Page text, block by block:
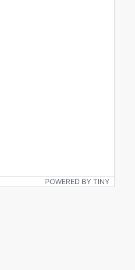
POWERED BY TINY